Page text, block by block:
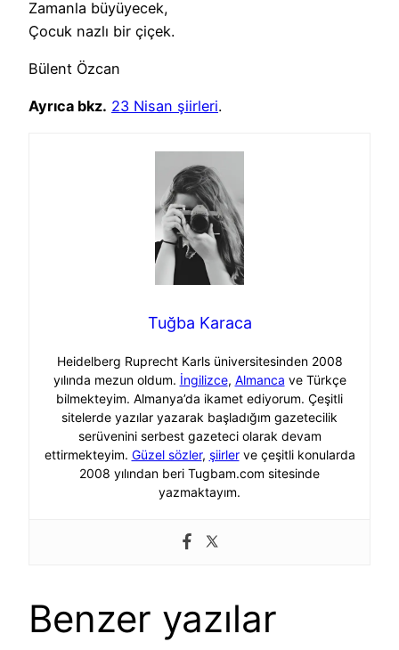
Zamanla büyüyecek,
Çocuk nazlı bir çiçek.
Bülent Özcan
Ayrıca bkz. 23 Nisan şiirleri.
Tuğba Karaca
Heidelberg Ruprecht Karls üniversitesinden 2008
yılında mezun oldum. İngilizce, Almanca ve Türkçe
bilmekteyim. Almanya’da ikamet ediyorum. Çeşitli
sitelerde yazılar yazarak başladığım gazetecilik
serüvenini serbest gazeteci olarak devam
ettirmekteyim. Güzel sözler, şiirlerve çeşitli konularda
2008 yılından beri Tugbam.com sitesinde
yazmaktayım.
Benzer yazılar